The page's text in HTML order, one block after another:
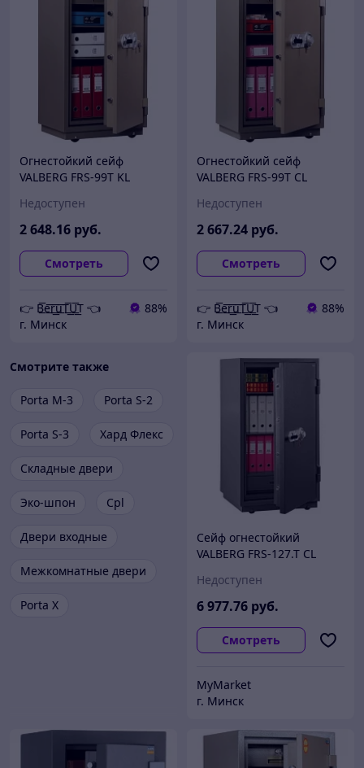
Огнестойкий сейф
VALBERG FRS-99T KL
Недоступен
2 648.16 руб.
Смотреть
👉 B͟͞e͟͞r͟͟͞u͟͞T͟͟͞U͟͟͞T 👈
88%
г. Минск
Огнестойкий сейф
VALBERG FRS-99T CL
Недоступен
2 667.24 руб.
Смотреть
👉 B͟͞e͟͞r͟͟͞u͟͞T͟͟͞U͟͟͞T 👈
88%
г. Минск
Смотрите также
Porta M-3 Porta S-2
Porta S-3 Хард Флекс
Складные двери
Эко-шпон Cpl
Двери входные
Межкомнатные двери
Porta X
Сейф огнестойкий
VALBERG FRS-127.T CL
Недоступен
6 977.76 руб.
Смотреть
MyMarket
г. Минск